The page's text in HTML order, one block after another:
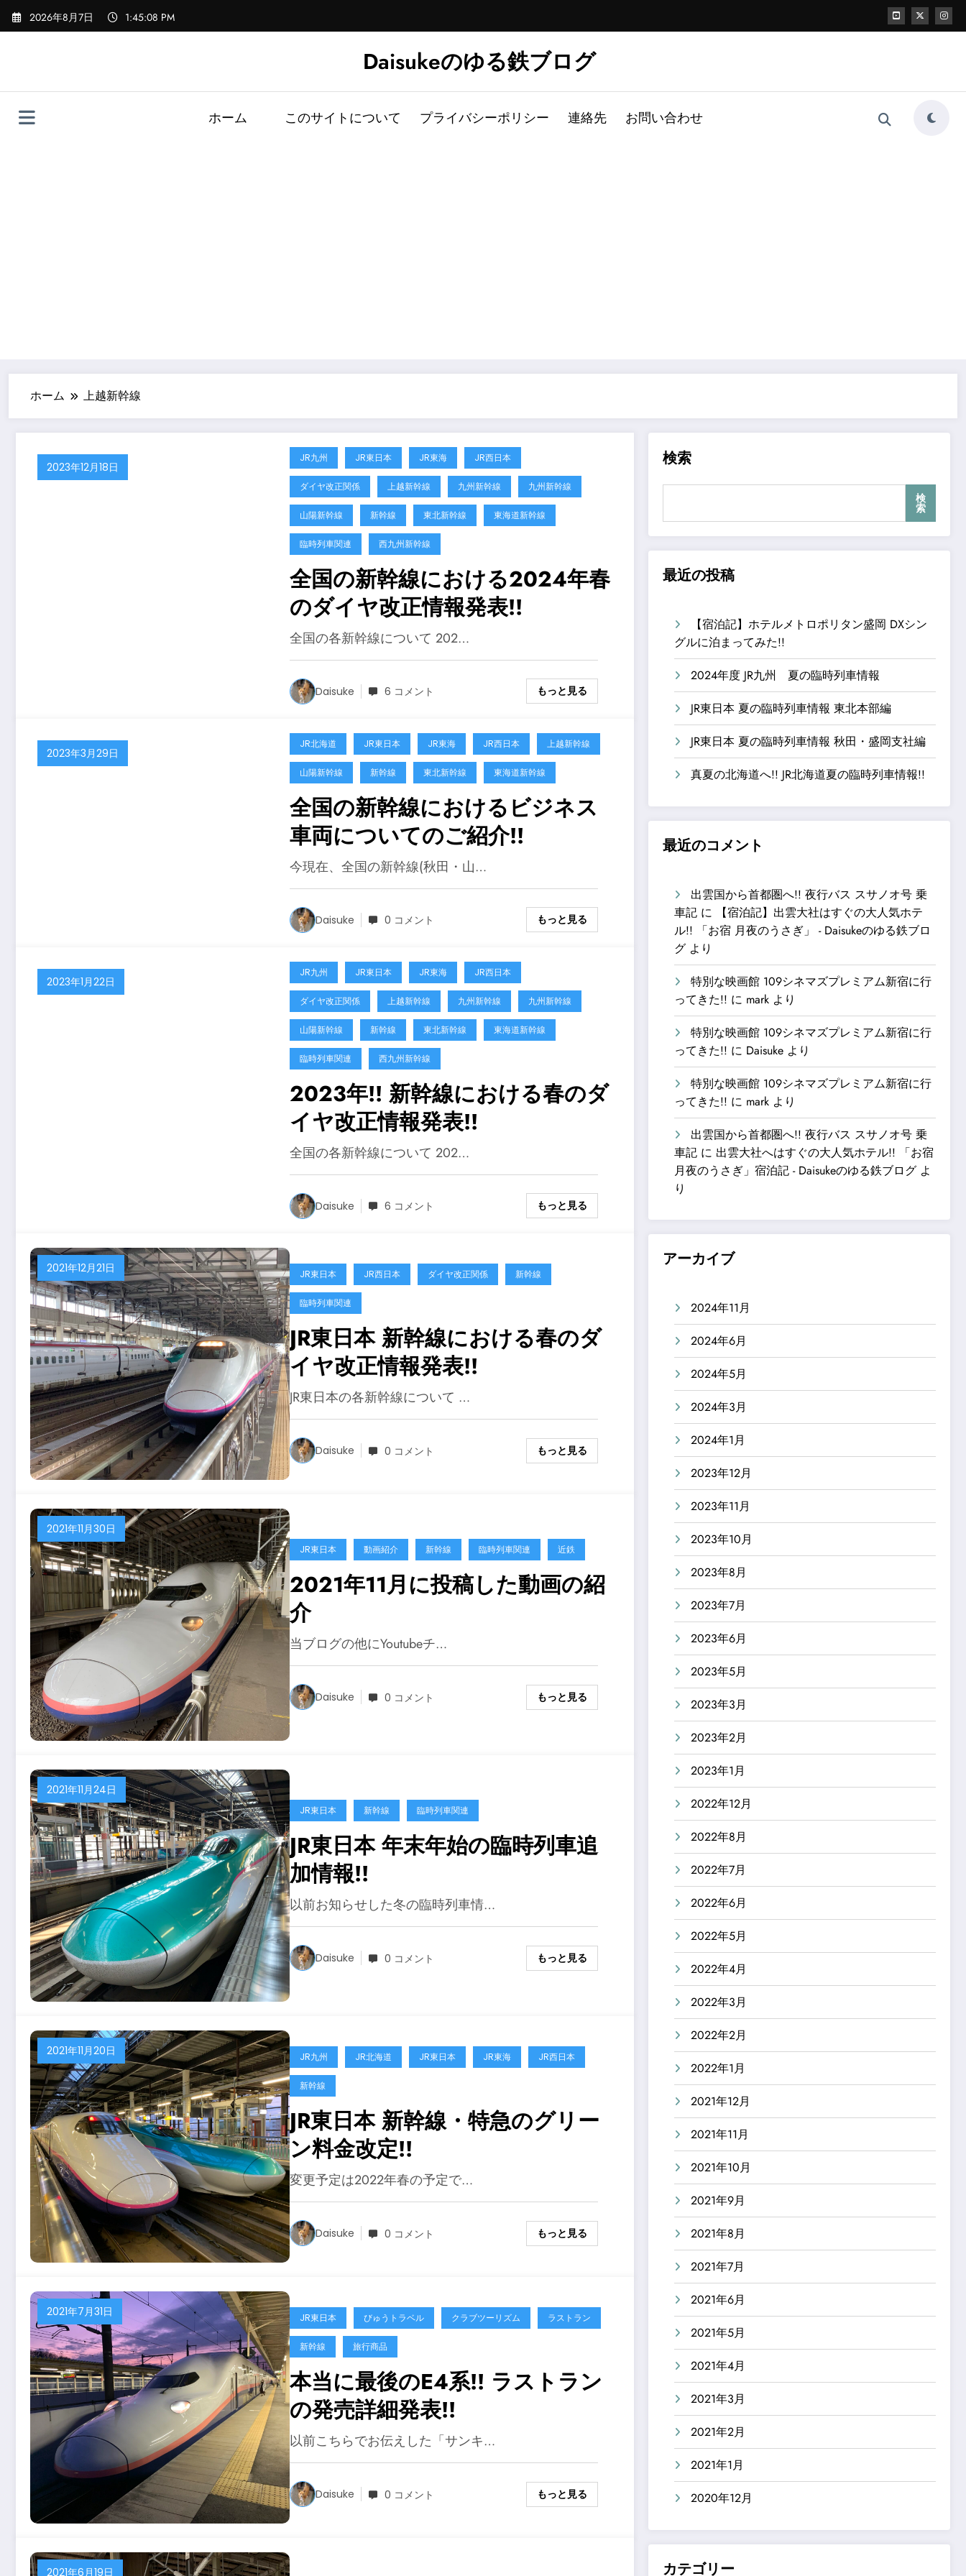
2026年8月7日 1:45:09 PM
Daisukeのゆる鉄ブログ
ホーム このサイトについて プライバシーポリシー 連絡先 お問い合わせ
ホーム 上越新幹線
2023年12月18日
JR九州 JR東日本 JR東海 JR西日本
ダイヤ改正関係 上越新幹線 九州新幹線 九州新幹線
山陽新幹線 新幹線 東北新幹線 東海道新幹線
臨時列車関連 西九州新幹線
全国の新幹線における2024年春
のダイヤ改正情報発表!!
全国の各新幹線について 202…
Daisuke 6 コメント もっと見る
2023年3月29日
JR北海道 JR東日本 JR東海 JR西日本 上越新幹線
山陽新幹線 新幹線 東北新幹線 東海道新幹線
全国の新幹線におけるビジネス
車両についてのご紹介!!
今現在、全国の新幹線(秋田・山…
Daisuke 0 コメント もっと見る
2023年1月22日
JR九州 JR東日本 JR東海 JR西日本
ダイヤ改正関係 上越新幹線 九州新幹線 九州新幹線
山陽新幹線 新幹線 東北新幹線 東海道新幹線
臨時列車関連 西九州新幹線
2023年!! 新幹線における春のダ
イヤ改正情報発表!!
全国の各新幹線について 202…
Daisuke 6 コメント もっと見る
2021年12月21日 JR東日本 JR西日本 ダイヤ改正関係 新幹線
臨時列車関連
JR東日本 新幹線における春のダ
イヤ改正情報発表!!
JR東日本の各新幹線について …
Daisuke 0 コメント もっと見る
2021年11月30日
JR東日本 動画紹介 新幹線 臨時列車関連 近鉄
2021年11月に投稿した動画の紹
介
当ブログの他にYoutubeチ…
Daisuke 0 コメント もっと見る
2021年11月24日
JR東日本 新幹線 臨時列車関連
JR東日本 年末年始の臨時列車追
加情報!!
以前お知らせした冬の臨時列車情…
Daisuke 0 コメント もっと見る
2021年11月20日 JR九州 JR北海道 JR東日本 JR東海 JR西日本
新幹線
JR東日本 新幹線・特急のグリー
ン料金改定!!
変更予定は2022年春の予定で…
Daisuke 0 コメント もっと見る
2021年7月31日 JR東日本 びゅうトラベル クラブツーリズム ラストラン
新幹線 旅行商品
本当に最後のE4系!! ラストラン
の発売詳細発表!!
以前こちらでお伝えした「サンキ…
Daisuke 0 コメント もっと見る
2021年6月19日
検索
検
索
最近の投稿
【宿泊記】ホテルメトロポリタン盛岡 DXシン
グルに泊まってみた!!
2024年度 JR九州 夏の臨時列車情報
JR東日本 夏の臨時列車情報 東北本部編
JR東日本 夏の臨時列車情報 秋田・盛岡支社編
真夏の北海道へ!! JR北海道夏の臨時列車情報!!
最近のコメント
出雲国から首都圏へ!! 夜行バス スサノオ号 乗
車記 に
【宿泊記】出雲大社はすぐの大人気ホテ
ル!! 「お宿 月夜のうさぎ」 - Daisukeのゆる鉄ブロ
グ より
特別な映画館 109シネマズプレミアム新宿に行
ってきた!! に mark より
特別な映画館 109シネマズプレミアム新宿に行
ってきた!! に Daisuke より
特別な映画館 109シネマズプレミアム新宿に行
ってきた!! に mark より
出雲国から首都圏へ!! 夜行バス スサノオ号 乗
車記 に 出雲大社へはすぐの大人気ホテル!! 「お宿
月夜のうさぎ」宿泊記 - Daisukeのゆる鉄ブログ よ
り
アーカイブ
2024年11月
2024年6月
2024年5月
2024年3月
2024年1月
2023年12月
2023年11月
2023年10月
2023年8月
2023年7月
2023年6月
2023年5月
2023年3月
2023年2月
2023年1月
2022年12月
2022年8月
2022年7月
2022年6月
2022年5月
2022年4月
2022年3月
2022年2月
2022年1月
2021年12月
2021年11月
2021年10月
2021年9月
2021年8月
2021年7月
2021年6月
2021年5月
2021年4月
2021年3月
2021年2月
2021年1月
2020年12月
カテゴリー